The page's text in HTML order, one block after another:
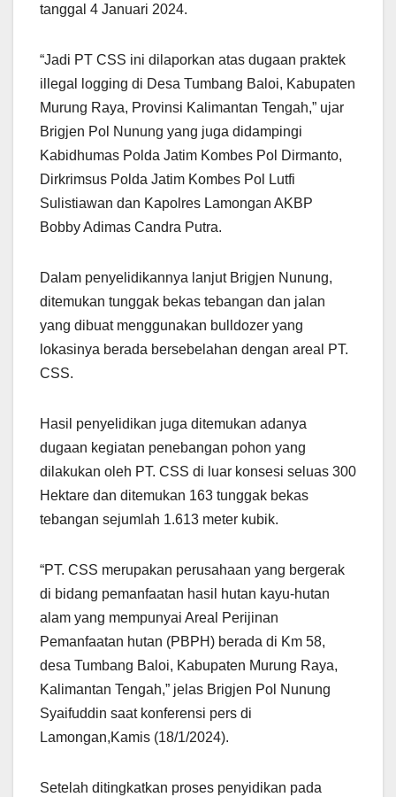
tanggal 4 Januari 2024.
“Jadi PT CSS ini dilaporkan atas dugaan praktek
illegal logging di Desa Tumbang Baloi, Kabupaten
Murung Raya, Provinsi Kalimantan Tengah,” ujar
Brigjen Pol Nunung yang juga didampingi
Kabidhumas Polda Jatim Kombes Pol Dirmanto,
Dirkrimsus Polda Jatim Kombes Pol Lutfi
Sulistiawan dan Kapolres Lamongan AKBP
Bobby Adimas Candra Putra.
Dalam penyelidikannya lanjut Brigjen Nunung,
ditemukan tunggak bekas tebangan dan jalan
yang dibuat menggunakan bulldozer yang
lokasinya berada bersebelahan dengan areal PT.
CSS.
Hasil penyelidikan juga ditemukan adanya
dugaan kegiatan penebangan pohon yang
dilakukan oleh PT. CSS di luar konsesi seluas 300
Hektare dan ditemukan 163 tunggak bekas
tebangan sejumlah 1.613 meter kubik.
“PT. CSS merupakan perusahaan yang bergerak
di bidang pemanfaatan hasil hutan kayu-hutan
alam yang mempunyai Areal Perijinan
Pemanfaatan hutan (PBPH) berada di Km 58,
desa Tumbang Baloi, Kabupaten Murung Raya,
Kalimantan Tengah,” jelas Brigjen Pol Nunung
Syaifuddin saat konferensi pers di
Lamongan,Kamis (18/1/2024).
Setelah ditingkatkan proses penyidikan pada